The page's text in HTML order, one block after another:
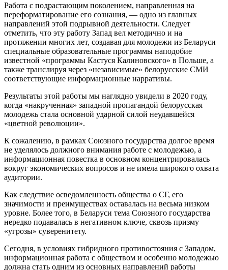
Работа с подрастающим поколением, направленная на
переформатирование его сознания, — одно из главных
направлений этой подрывной деятельности. Следует
отметить, что эту работу Запад вел методично и на
протяжении многих лет, создавая для молодежи из Беларуси
специальные образовательные программы наподобие
известной «программы Кастуся Калиновского» в Польше, а
также транслируя через «независимые» белорусские СМИ
соответствующие информационные нарративы.
Результаты этой работы мы наглядно увидели в 2020 году,
когда «накрученная» западной пропагандой белорусская
молодежь стала основной ударной силой неудавшейся
«цветной революции».
К сожалению, в рамках Союзного государства долгое время
не уделялось должного внимания работе с молодежью, а
информационная повестка в основном концентрировалась
вокруг экономических вопросов и не имела широкого охвата
аудитории.
Как следствие осведомленность общества о СГ, его
значимости и преимуществах оставалась на весьма низком
уровне. Более того, в Беларуси тема Союзного государства
нередко подавалась в негативном ключе, сквозь призму
«угрозы» суверенитету.
Сегодня, в условиях гибридного противостояния с Западом,
информационная работа с обществом и особенно молодежью
должна стать одним из основных направлений работы